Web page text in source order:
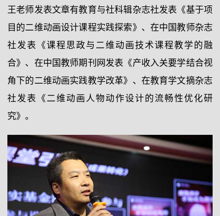
王老师发表文章有教育与社科辑杂志社发表《基于项
目的二维动画设计课程实践探索》、在中国教师杂志
社发表《课程思政与二维动画技术课程教学的融
合》、在中国教师期刊网发表《产收入关要学结合视
角下的二维动画实践教学改革》、在教育学文摘杂志
社发表《二维动画人物动作设计的流畅性优化研
究》。